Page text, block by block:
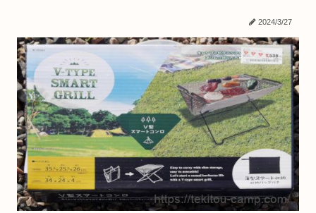
2024/3/27